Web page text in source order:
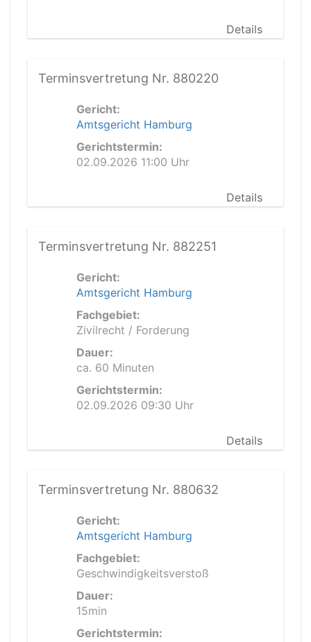
Details
Terminsvertretung Nr. 880220
Gericht:
Amtsgericht Hamburg
Gerichtstermin:
02.09.2026 11:00 Uhr
Details
Terminsvertretung Nr. 882251
Gericht:
Amtsgericht Hamburg
Fachgebiet:
Zivilrecht / Forderung
Dauer:
ca. 60 Minuten
Gerichtstermin:
02.09.2026 09:30 Uhr
Details
Terminsvertretung Nr. 880632
Gericht:
Amtsgericht Hamburg
Fachgebiet:
Geschwindigkeitsverstoß
Dauer:
15min
Gerichtstermin: